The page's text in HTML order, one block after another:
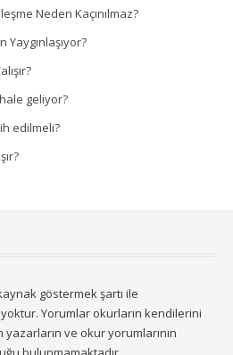
Neden Kaçınılmaz?
Yaygınlaşıyor?
geliyor?
edilmeli?
göstermek şartı ile
Yorumlar okurların kendilerini
ve okur yorumlarının